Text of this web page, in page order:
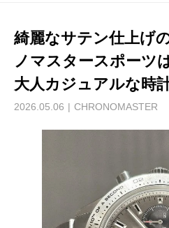
綺麗なサテン仕上げ
ノマスタースポーツ
大人カジュアルな時
2026.05.06 CHRONOMASTER